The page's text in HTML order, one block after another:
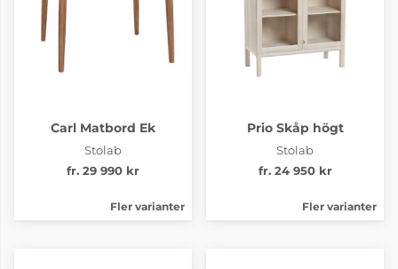
Carl Matbord Ek
Stolab
fr. 29 990 kr
Fler varianter
Prio Skåp högt
Stolab
fr. 24 950 kr
Fler varianter